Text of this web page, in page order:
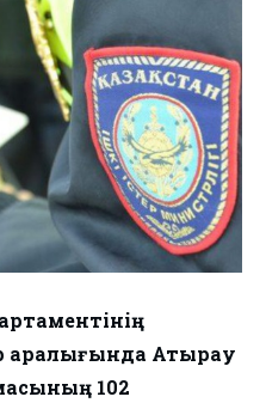
аралығында Атырау
102